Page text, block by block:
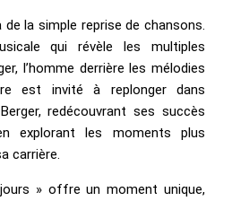
la simple reprise de chansons.
qui révèle les multiples
l’homme derrière les mélodies
est invité à replonger dans
redécouvrant ses succès
explorant les moments plus
carrière.
» offre un moment unique,